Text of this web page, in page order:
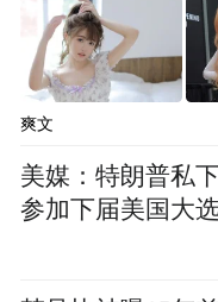
爽文
美媒：特朗普私
参加下届美国大